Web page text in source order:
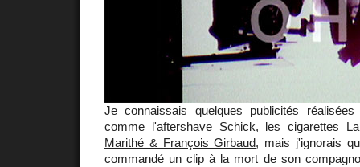
Je connaissais quelques publicités
comme l'aftershave Schick, les cigarettes
Marithé & François Girbaud, mais j'ignorais
commandé un clip à la mort de son